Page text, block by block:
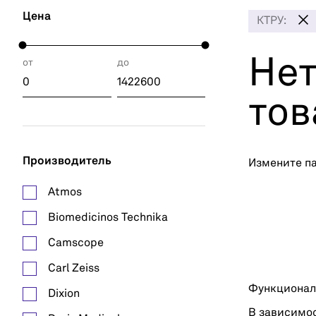
Цена
от до
Производитель
Atmos
Biomedicinos Technika
Camscope
Carl Zeiss
Dixion
КТРУ:
Измените
В